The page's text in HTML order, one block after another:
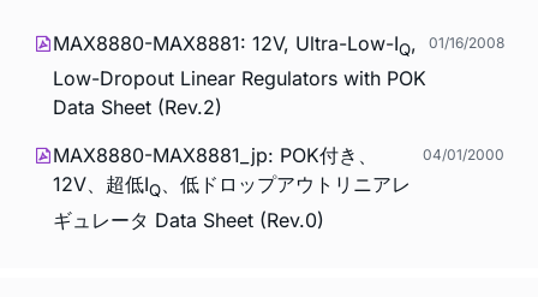
MAX8880-MAX8881: 12V, Ultra-Low-IQ,
Low-Dropout Linear Regulators with POK
Data Sheet (Rev.2)
01/16/2008
MAX8880-MAX8881_jp: POK付き、
12V、超低IQ、低ドロップアウトリニアレ
ギュレータ Data Sheet (Rev.0)
04/01/2000